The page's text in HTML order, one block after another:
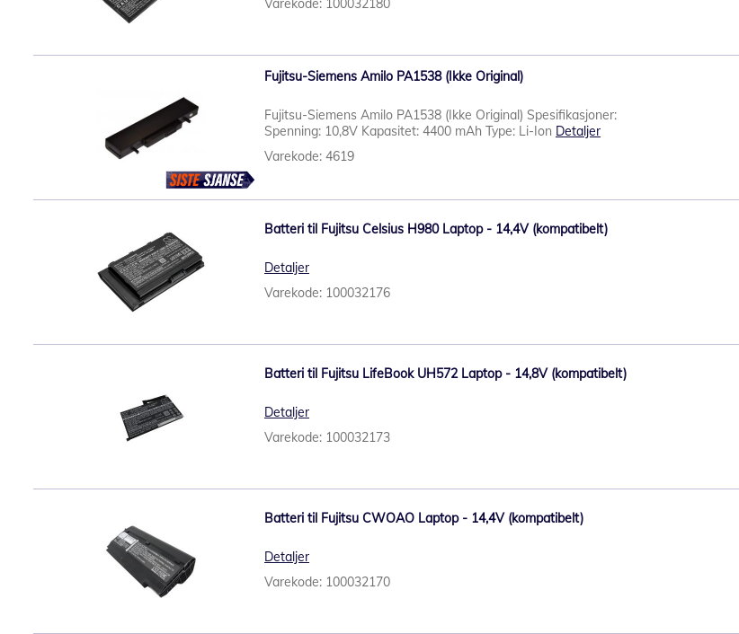
Varekode: 100032180
Fujitsu-Siemens Amilo PA1538 (Ikke Original)
Fujitsu-Siemens Amilo PA1538 (Ikke Original) Spesifikasjoner:
Spenning: 10,8V Kapasitet: 4400 mAh Type: Li-Ion Detaljer
Varekode: 4619
Batteri til Fujitsu Celsius H980 Laptop - 14,4V (kompatibelt)
Detaljer
Varekode: 100032176
Batteri til Fujitsu LifeBook UH572 Laptop - 14,8V (kompatibelt)
Detaljer
Varekode: 100032173
Batteri til Fujitsu CWOAO Laptop - 14,4V (kompatibelt)
Detaljer
Varekode: 100032170